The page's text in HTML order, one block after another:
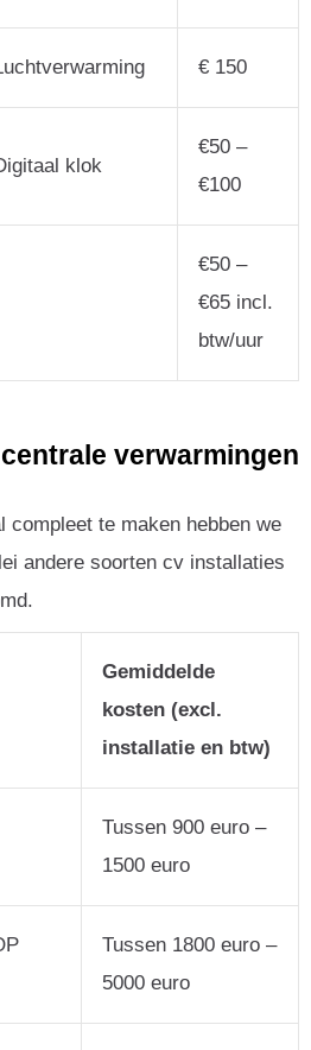
€ 150
klok
€50 –
€100
€50 –
€65 incl.
btw/uur
verwarmingen
compleet te maken hebben we
andere soorten cv installaties
Gemiddelde
kosten (excl.
installatie en btw)
Tussen 900 euro –
1500 euro
Tussen 1800 euro –
5000 euro